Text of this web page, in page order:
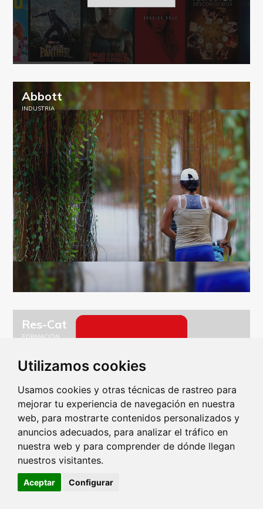
Utilizamos cookies
Usamos cookies y otras técnicas de rastreo para
mejorar tu experiencia de navegación en nuestra
web, para mostrarte contenidos personalizados y
anuncios adecuados, para analizar el tráfico en
nuestra web y para comprender de dónde llegan
nuestros visitantes.
Aceptar Configurar
Abbott
INDUSTRIA
Res-Cat
FORMACIÓN